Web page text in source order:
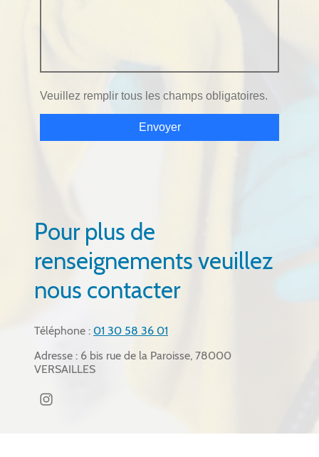
Veuillez remplir tous les champs obligatoires.
Envoyer
Pour plus de
renseignements veuillez
nous contacter
Téléphone : 01 30 58 36 01
Adresse : 6 bis rue de la Paroisse, 78000
VERSAILLES